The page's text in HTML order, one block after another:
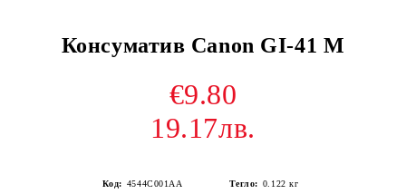
Консуматив Canon GI-41 M
€9.80
19.17лв.
Код: 4544C001AA Тегло: 0.122 кг